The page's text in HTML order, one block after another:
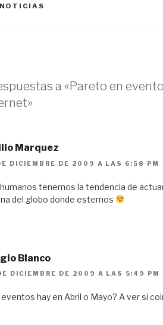
CATEGORÍAS
NOTICIAS
a «Pareto en
Marquez
DICIEMBRE DE 2009 A LAS 6:58 PM
tenemos la tendencia de
del globo donde estemos
Blanco
DICIEMBRE DE 2009 A LAS 5:49 PM
hay en Abril o Mayo? A ver si